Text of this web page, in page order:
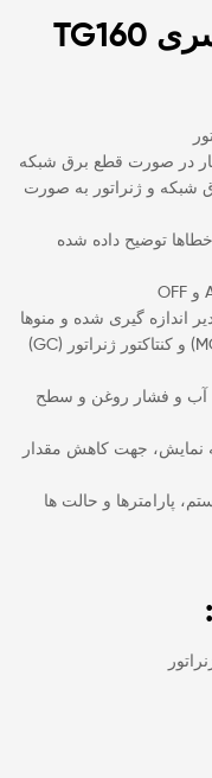
بار در صورت قطع برق شبکه
شبکه و ژنراتور به صورت
توضیح داده شده
قابلیت کنترل دستی کنتاکتور شبکه (MC) و کنتاکتور ژنراتور (GC)
آب و فشار روغن و سطح
نمایش، جهت کاهش مقدار
پارامترها و حالت ها